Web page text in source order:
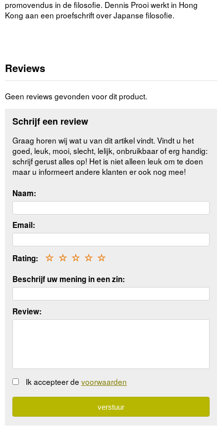
promovendus in de filosofie. Dennis Prooi werkt in Hong
Kong aan een proefschrift over Japanse filosofie.
Reviews
Geen reviews gevonden voor dit product.
Schrijf een review
Graag horen wij wat u van dit artikel vindt. Vindt u het
goed, leuk, mooi, slecht, lelijk, onbruikbaar of erg handig:
schrijf gerust alles op! Het is niet alleen leuk om te doen
maar u informeert andere klanten er ook nog mee!
Naam:
Email:
Rating: ☆
☆
☆
☆
☆
Beschrijf uw mening in een zin:
Review:
Ik accepteer de voorwaarden